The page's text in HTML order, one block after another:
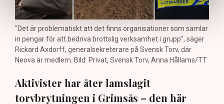
"Det är problematiskt att det finns organisationer som samlar
in pengar för att bedriva brottslig verksamhet i grupp", säger
Rickard Axdorff, generalsekreterare på Svensk Torv, där
Neova är medlem. Bild: Privat, Svensk Torv, Anna Hållams/TT
Aktivister har åter lamslagit
torvbrytningen i Grimsås – den här